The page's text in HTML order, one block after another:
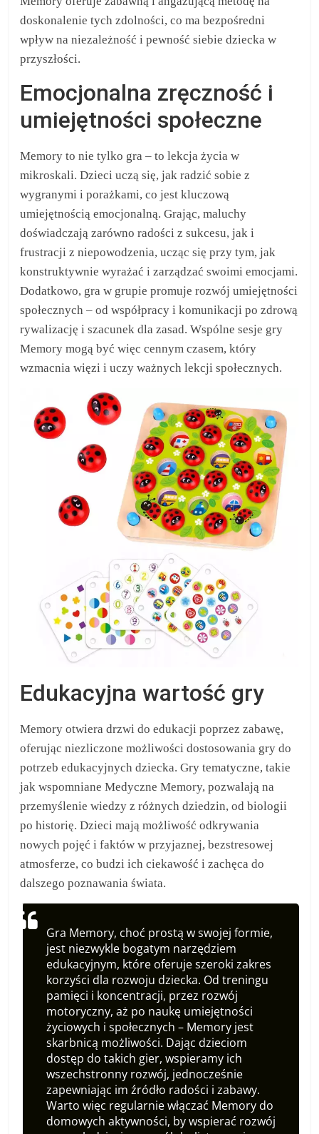
doskonalenie tych zdolności, co ma bezpośredni
wpływ na niezależność i pewność siebie dziecka w
przyszłości.
Emocjonalna zręczność i
umiejętności społeczne
Memory to nie tylko gra – to lekcja życia w
mikroskali. Dzieci uczą się, jak radzić sobie z
wygranymi i porażkami, co jest kluczową
umiejętnością emocjonalną. Grając, maluchy
doświadczają zarówno radości z sukcesu, jak i
frustracji z niepowodzenia, ucząc się przy tym, jak
konstruktywnie wyrażać i zarządzać swoimi emocjami.
Dodatkowo, gra w grupie promuje rozwój umiejętności
społecznych – od współpracy i komunikacji po zdrową
rywalizację i szacunek dla zasad. Wspólne sesje gry
Memory mogą być więc cennym czasem, który
wzmacnia więzi i uczy ważnych lekcji społecznych.
Edukacyjna wartość gry
Memory otwiera drzwi do edukacji poprzez zabawę,
oferując niezliczone możliwości dostosowania gry do
potrzeb edukacyjnych dziecka. Gry tematyczne, takie
jak wspomniane Medyczne Memory, pozwalają na
przemyślenie wiedzy z różnych dziedzin, od biologii
po historię. Dzieci mają możliwość odkrywania
nowych pojęć i faktów w przyjaznej, bezstresowej
atmosferze, co budzi ich ciekawość i zachęca do
dalszego poznawania świata.
Gra Memory, choć prostą w swojej formie,
jest niezwykle bogatym narzędziem
edukacyjnym, które oferuje szeroki zakres
korzyści dla rozwoju dziecka. Od treningu
pamięci i koncentracji, przez rozwój
motoryczny, aż po naukę umiejętności
życiowych i społecznych – Memory jest
skarbnicą możliwości. Dając dzieciom
dostęp do takich gier, wspieramy ich
wszechstronny rozwój, jednocześnie
zapewniając im źródło radości i zabawy.
Warto więc regularnie włączać Memory do
domowych aktywności, by wspierać rozwój